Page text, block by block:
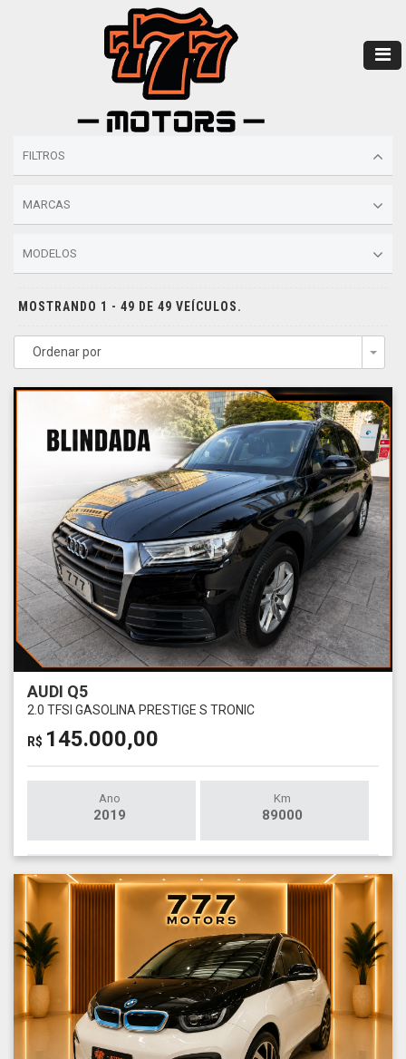
FILTROS
MARCAS
MODELOS
MOSTRANDO 1 - 49 DE 49 VEÍCULOS.
Ordenar por
AUDI Q5
2.0 TFSI GASOLINA PRESTIGE S TRONIC
R$ 145.000,00
Ano
2019
Km
89000